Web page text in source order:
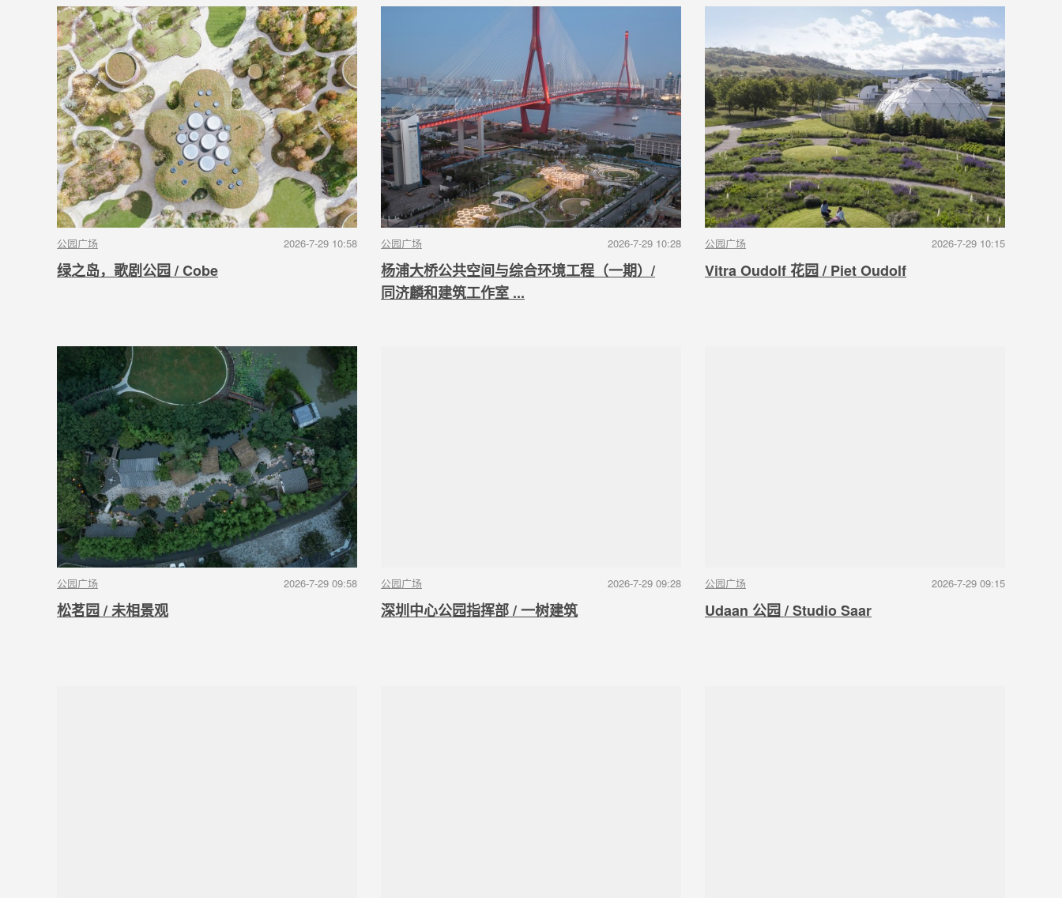
公园广场 2026-7-29 10:58
绿之岛，歌剧公园 / Cobe
公园广场 2026-7-29 10:28
杨浦大桥公共空间与综合环境工程（一期）/
同济麟和建筑工作室 ...
公园广场 2026-7-29 10:15
Vitra Oudolf 花园 / Piet Oudolf
公园广场 2026-7-29 09:58
松茗园 / 未相景观
公园广场 2026-7-29 09:28
深圳中心公园指挥部 / 一树建筑
公园广场 2026-7-29 09:15
Udaan 公园 / Studio Saar